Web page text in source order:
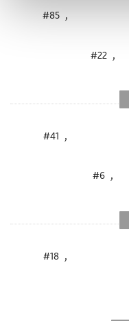
#85 ,
#22 ,
#41 ,
#6 ,
#18 ,